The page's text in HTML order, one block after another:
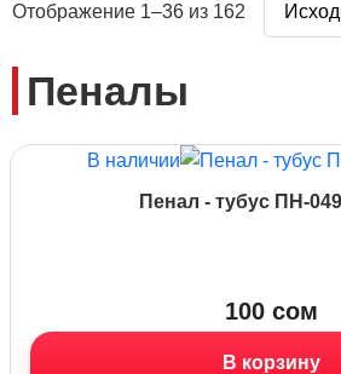
Отображение 1–36 из 162
Пеналы
В наличии
Пенал - тубус ПН-
100 сом
В корзину